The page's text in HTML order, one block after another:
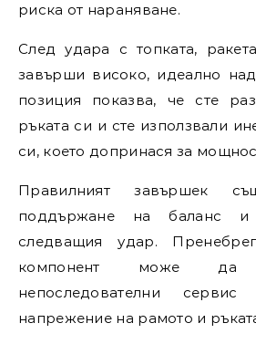
риска от нараняване.
След удара с топката,
завърши високо, идеално
позиция показва, че сте
ръката си и сте използвали
си, което допринася за
Правилният завършек
поддържане на баланс и
следващия удар.
компонент може
непоследователни
напрежение на рамото и